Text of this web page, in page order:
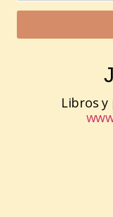
Libros y